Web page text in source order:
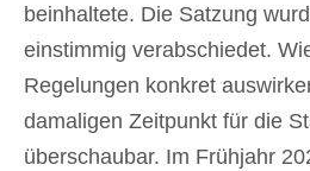
beinhaltete. Die Satzung
einstimmig verabschiedet.
Regelungen konkret
damaligen Zeitpunkt für die
überschaubar. Im Frühjahr